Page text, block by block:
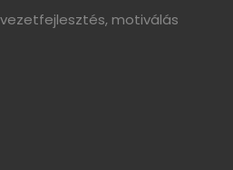
motiválás